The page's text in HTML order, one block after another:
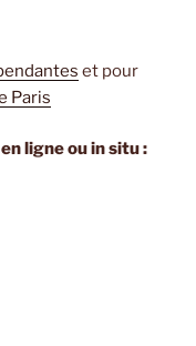
et pour
Paris
ligne ou in situ :